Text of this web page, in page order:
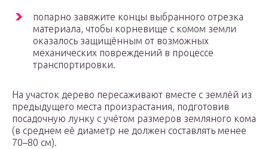
попарно завяжите концы выбранного отрезка
материала, чтобы корневище с комом земли
оказалось защищённым от возможных
механических повреждений в процессе
транспортировки.
На участок дерево пересаживают вместе с землёй из
предыдущего места произрастания, подготовив
посадочную лунку с учётом размеров земляного кома
(в среднем её диаметр не должен составлять менее
70–80 см).